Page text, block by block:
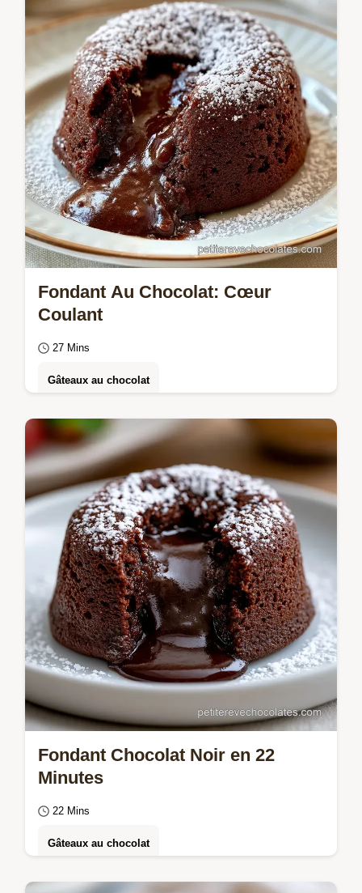
ce cœur coulant chocolat maison. Inclus :
notre checklist des erreurs communes pour
un…
Fondant Au Chocolat: Cœur
Coulant
27 Mins
Gâteaux au chocolat
Réussissez votre Fondant au chocolat avec
ce guide. Un moelleux au chocolat maison
au cœur coulant.
Fondant Chocolat Noir en 22
Minutes
22 Mins
Gâteaux au chocolat
Ce fondant chocolat noir est intense.